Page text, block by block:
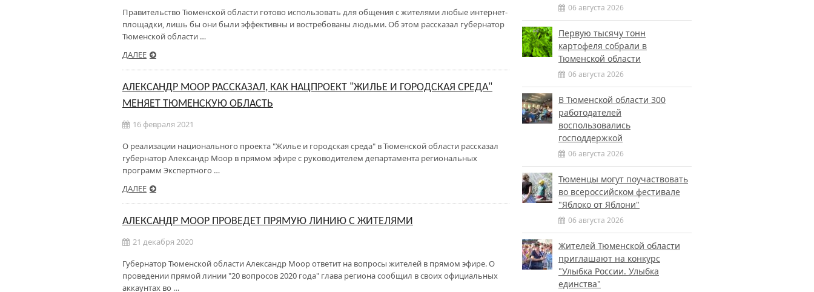
Правительство Тюменской области готово использовать для общения с жителями любые интернет-
площадки, лишь бы они были эффективны и востребованы людьми. Об этом рассказал губернатор
Тюменской области …
ДАЛЕЕ
АЛЕКСАНДР МООР РАССКАЗАЛ, КАК НАЦПРОЕКТ "ЖИЛЬЕ И ГОРОДСКАЯ СРЕДА"
МЕНЯЕТ ТЮМЕНСКУЮ ОБЛАСТЬ
16 февраля 2021
О реализации национального проекта "Жилье и городская среда" в Тюменской области рассказал
губернатор Александр Моор в прямом эфире с руководителем департамента региональных
программ Экспертного …
ДАЛЕЕ
АЛЕКСАНДР МООР ПРОВЕДЕТ ПРЯМУЮ ЛИНИЮ С ЖИТЕЛЯМИ
21 декабря 2020
Губернатор Тюменской области Александр Моор ответит на вопросы жителей в прямом эфире. О
проведении прямой линии "20 вопросов 2020 года" глава региона сообщил в своих официальных
аккаунтах во …
06 августа 2026
Первую тысячу тонн
картофеля собрали в
Тюменской области
06 августа 2026
В Тюменской области 300
работодателей
воспользовались
господдержкой
06 августа 2026
Тюменцы могут поучаствовать
во всероссийском фестивале
"Яблоко от Яблони"
06 августа 2026
Жителей Тюменской области
приглашают на конкурс
"Улыбка России. Улыбка
единства"